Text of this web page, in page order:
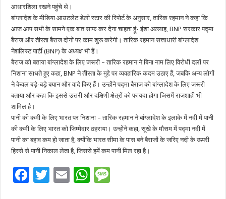
आधारशिला रखने पहुंचे थे।
बांग्लादेश के मीडिया आउटलेट डेली स्टार की रिपोर्ट के अनुसार, तारिक रहमान ने कहा कि
आज आप सभी के सामने एक बात साफ कर देना चाहता हूं- इंशा अल्लाह, BNP सरकार पद्मा
बैराज और तीस्ता बैराज दोनों पर काम शुरू करेगी। तारिक रहमान सत्ताधारी बांग्लादेश
नेशलिस्ट पार्टी (BNP) के अध्यक्ष भी हैं।
बैराज को बताया बांग्लादेश के लिए जरूरी – तारिक रहमान ने बिना नाम लिए विरोधी दलों पर
निशाना साधते हुए कहा, BNP ने तीस्ता के मुद्दे पर व्यवहारिक कदम उठाए हैं, जबकि अन्य लोगों
ने केवल बड़े-बड़े बयान और वादे किए हैं। उन्होंने पद्मा बैराज को बांग्लादेश के लिए जरूरी
बताया और कहा कि इससे उत्तरी और दक्षिणी क्षेत्रों को फायदा होगा जिसमें राजशाही भी
शामिल है।
पानी की कमी के लिए भारत पर निशाना – तारिक रहमान ने बांग्लादेश के इलाके में नदी में पानी
की कमी के लिए भारत को जिम्मेदार ठहराया। उन्होंने कहा, सूखे के मौसम में पद्मा नदी में
पानी का बहाव कम हो जाता है, क्योंकि भारत सीमा के पास बने बैराजों के जरिए नदी के ऊपरी
हिस्से से पानी निकाल लेता है, जिससे हमें कम पानी मिल रहा है।
F
T
E
W